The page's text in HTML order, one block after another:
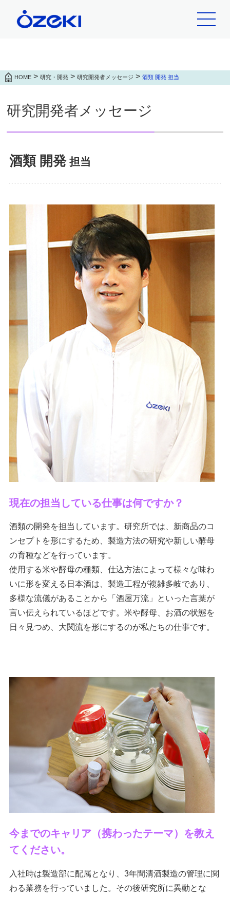
HOME > 研究・開発 > 研究開発者メッセージ > 酒類 開発 担当
研究開発者メッセージ
酒類 開発担当
現在の担当している仕事は何ですか？
酒類の開発を担当しています。研究所では、新商品のコ
ンセプトを形にするため、製造方法の研究や新しい酵母
の育種などを行っています。
使用する米や酵母の種類、仕込方法によって様々な味わ
いに形を変える日本酒は、製造工程が複雑多岐であり、
多様な流儀があることから「酒屋万流」といった言葉が
言い伝えられているほどです。米や酵母、お酒の状態を
日々見つめ、大関流を形にするのが私たちの仕事です。
今までのキャリア（携わったテーマ）を教え
てください。
入社時は製造部に配属となり、3年間清酒製造の管理に関
わる業務を行っていました。その後研究所に異動とな